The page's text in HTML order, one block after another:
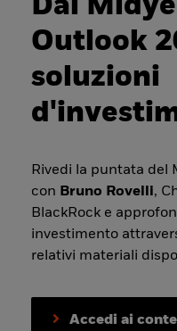
Dal
Outlook
soluzioni
Rivedi la puntata del
con Bruno Rovelli,
BlackRock e
investimento
relativi materiali
Accedi ai